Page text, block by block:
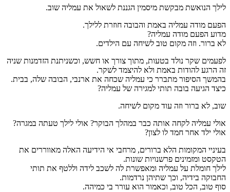
לילך הנואשת מבקשת מיסמין הגננת לשאול את עמליה שוב.
הפעם מודה עמליה באמת והבובה חוזרת ללילך.
מדוע הפעם מודה עמליה?
לא ברור. וזה מקום טוב לשיחה עם הילדים.
לפעמים שקר נולד בטעות, מתוך צורך או חשש, וכשניתנת הזדמנות שניה
זה הרגע להודות באמת ולא להיצמד לשקר.
בהמשך הסיפור מתברר כי עמליה שכחה את ארנבי, הבובה שלה, בבית.
כיצד הגיעה בובה תותי למגירה של עמליה?
שוב, לא ברור וזה עוד מקום לשיחה.
אולי עמליה לקחה אותה כבר במהלך הבוקר? אולי לילך טעתה במגרה?
אולי ילד אחר חמד לו לצון?
בעיניי המקומות הלא ברורים, מרחבי אי הידיעה האלה מאווררים את
הטקסט ומזמינים פרשנויות שונות.
לילך חומלת על עמליה ומאפשרת לה לשכב לידה וללטף את תותי
החבוקה בידיה, וכך שתיהן נרדמות.
סוף טוב, הכל טוב, וכאמור הוא עורר בי כמיהה.